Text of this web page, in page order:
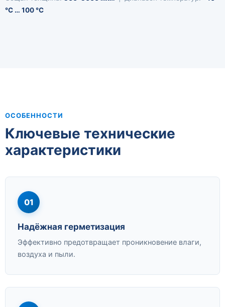
°C … 100 °C
ОСОБЕННОСТИ
Ключевые технические
характеристики
01
Надёжная герметизация
Эффективно предотвращает проникновение влаги,
воздуха и пыли.